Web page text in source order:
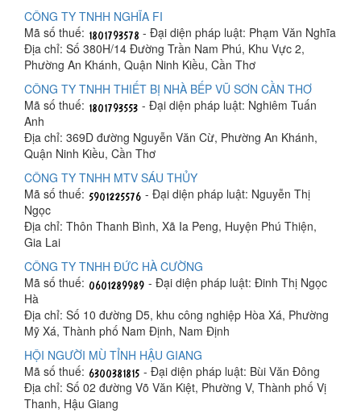
CÔNG TY TNHH NGHĨA FI
Mã số thuế:
- Đại diện pháp luật: Phạm Văn Nghĩa
Địa chỉ: Số 380H/14 Đường Trần Nam Phú, Khu Vực 2,
Phường An Khánh, Quận Ninh Kiều, Cần Thơ
CÔNG TY TNHH THIẾT BỊ NHÀ BẾP VŨ SƠN CẦN THƠ
Mã số thuế:
- Đại diện pháp luật: Nghiêm Tuấn
Anh
Địa chỉ: 369D đường Nguyễn Văn Cừ, Phường An Khánh,
Quận Ninh Kiều, Cần Thơ
CÔNG TY TNHH MTV SÁU THỦY
Mã số thuế:
- Đại diện pháp luật: Nguyễn Thị
Ngọc
Địa chỉ: Thôn Thanh Bình, Xã Ia Peng, Huyện Phú Thiện,
Gia Lai
CÔNG TY TNHH ĐỨC HÀ CƯỜNG
Mã số thuế:
- Đại diện pháp luật: Đinh Thị Ngọc
Hà
Địa chỉ: Số 10 đường D5, khu công nghiệp Hòa Xá, Phường
Mỹ Xá, Thành phố Nam Định, Nam Định
HỘI NGƯỜI MÙ TỈNH HẬU GIANG
Mã số thuế:
- Đại diện pháp luật: Bùi Văn Đông
Địa chỉ: Số 02 đường Võ Văn Kiệt, Phường V, Thành phố Vị
Thanh, Hậu Giang